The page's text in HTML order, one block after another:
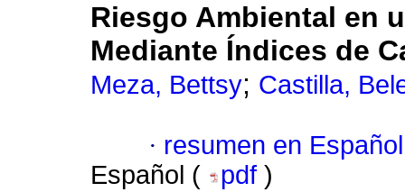
Riesgo Ambiental en
Mediante Índices de
Meza, Bettsy; Castilla,
· resumen en Español
Español (
pdf )